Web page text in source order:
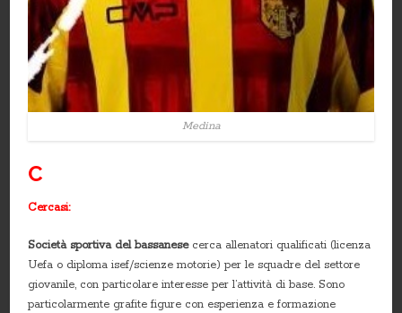
Medina
C
Cercasi:
Società sportiva del bassanesecerca allenatori qualificati (licenza
Uefa o diploma isef/scienze motorie) per le squadre del settore
giovanile, con particolare interesse per l’attività di base. Sono
particolarmente grafite figure con esperienza e formazione